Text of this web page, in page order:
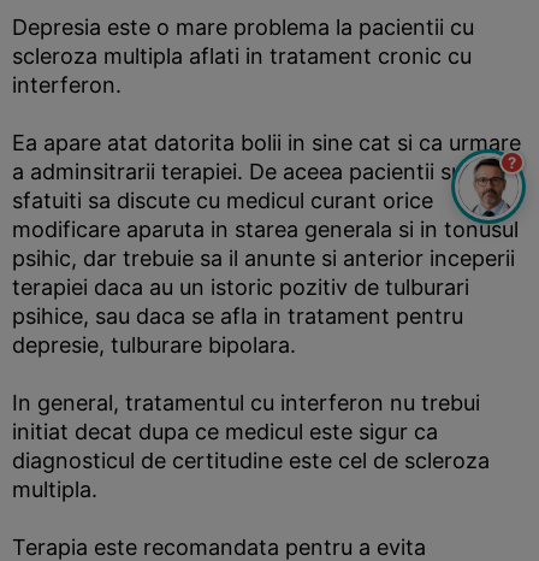
Depresia este o mare problema la pacientii cu
scleroza multipla aflati in tratament cronic cu
interferon.
Ea apare atat datorita bolii in sine cat si ca urmare
a adminsitrarii terapiei. De aceea pacientii sunt
sfatuiti sa discute cu medicul curant orice
modificare aparuta in starea generala si in tonusul
psihic, dar trebuie sa il anunte si anterior inceperii
terapiei daca au un istoric pozitiv de tulburari
psihice, sau daca se afla in tratament pentru
depresie, tulburare bipolara.
In general, tratamentul cu interferon nu trebui
initiat decat dupa ce medicul este sigur ca
diagnosticul de certitudine este cel de scleroza
multipla.
Terapia este recomandata pentru a evita
?